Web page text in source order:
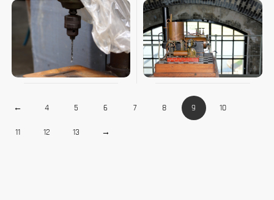
← 4 5 6 7 8 9 10
11 12 13 →